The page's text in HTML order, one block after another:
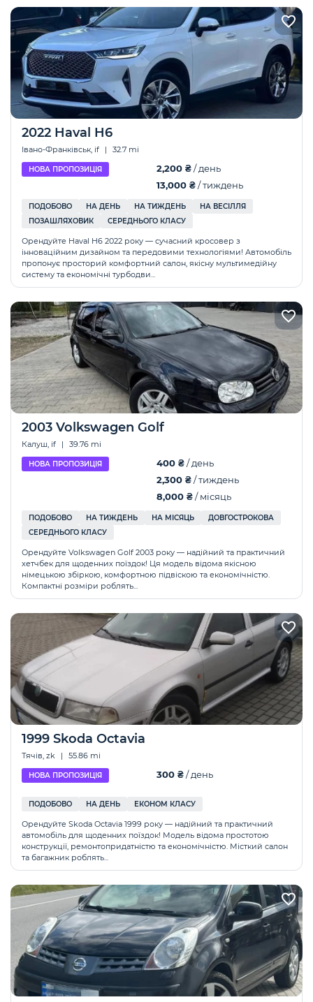
2022 Haval H6
Івано-Франківськ, if | 32.7 mi
НОВА ПРОПОЗИЦІЯ 2,200 ₴/ день
13,000 ₴/ тиждень
ПОДОБОВО НА ДЕНЬ НА ТИЖДЕНЬ
НА ВЕСІЛЛЯ
ПОЗАШЛЯХОВИК
СЕРЕДНЬОГО КЛАСУ
Орендуйте Haval H6 2022 року — сучасний кросовер з
інноваційним дизайном та передовими технологіями! Автомобіль
пропонує просторий комфортний салон, якісну мультимедійну
систему та економічні турбодви...
2003 Volkswagen Golf
Калуш, if | 39.76 mi
НОВА ПРОПОЗИЦІЯ 400 ₴/ день
2,300 ₴/ тиждень
8,000 ₴/ місяць
ПОДОБОВО НА ТИЖДЕНЬ НА МІСЯЦЬ
ДОВГОСТРОКОВА
СЕРЕДНЬОГО КЛАСУ
Орендуйте Volkswagen Golf 2003 року — надійний та практичний
хетчбек для щоденних поїздок! Ця модель відома якісною
німецькою збіркою, комфортною підвіскою та економічністю.
Компактні розміри роблять...
1999 Skoda Octavia
Тячів, zk | 55.86 mi
НОВА ПРОПОЗИЦІЯ 300 ₴/ день
ПОДОБОВО НА ДЕНЬ ЕКОНОМ КЛАСУ
Орендуйте Skoda Octavia 1999 року — надійний та практичний
автомобіль для щоденних поїздок! Модель відома простотою
конструкції, ремонтопридатністю та економічністю. Місткий салон
та багажник роблять...